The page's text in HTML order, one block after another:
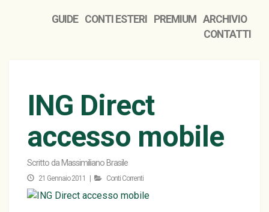
GUIDE CONTI ESTERI PREMIUM
ARCHIVIO
CONTATTI
ING Direct
accesso mobile
Scritto da Massimiliano Brasile
21 Gennaio 2011 | Conti Correnti